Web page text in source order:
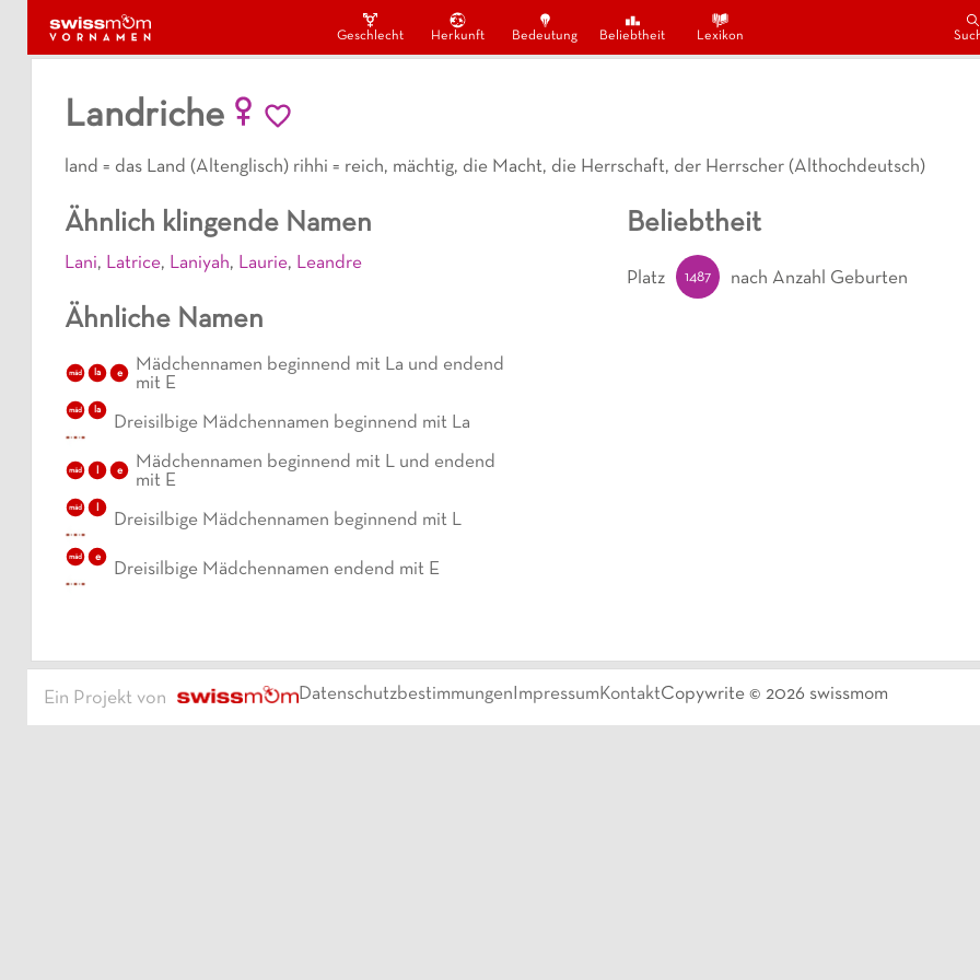
Geschlecht Herkunft Bedeutung Beliebtheit Lexikon
Landriche
land = das Land (Altenglisch) rihhi = reich, mächtig, die Macht, die Herrschaft, der Herrscher (Althochdeutsch)
Ähnlich klingende Namen
Lani, Latrice, Laniyah, Laurie, Leandre
Ähnliche Namen
mäd la e
Mädchennamen beginnend mit La und endend
mit E
mäd la
Dreisilbige Mädchennamen beginnend mit La
mäd l e
Mädchennamen beginnend mit L und endend
mit E
mäd
Dreisilbige Mädchennamen beginnend mit L
mäd e
Dreisilbige Mädchennamen endend mit E
Beliebtheit
Platz 1487 nach Anzahl Geburten
Ein Projekt von DatenschutzbestimmungenImpressumKontaktCopywrite © 2026 swissmom